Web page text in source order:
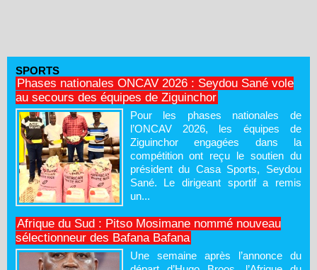
SPORTS
Phases nationales ONCAV 2026 : Seydou Sané vole
au secours des équipes de Ziguinchor
Pour les phases nationales de
l’ONCAV 2026, les équipes de
Ziguinchor engagées dans la
compétition ont reçu le soutien du
président du Casa Sports, Seydou
Sané. Le dirigeant sportif a remis
un...
Afrique du Sud : Pitso Mosimane nommé nouveau
sélectionneur des Bafana Bafana
Une semaine après l’annonce du